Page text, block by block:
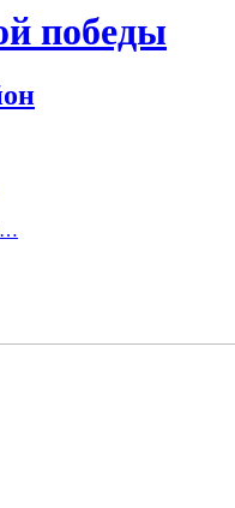
победы